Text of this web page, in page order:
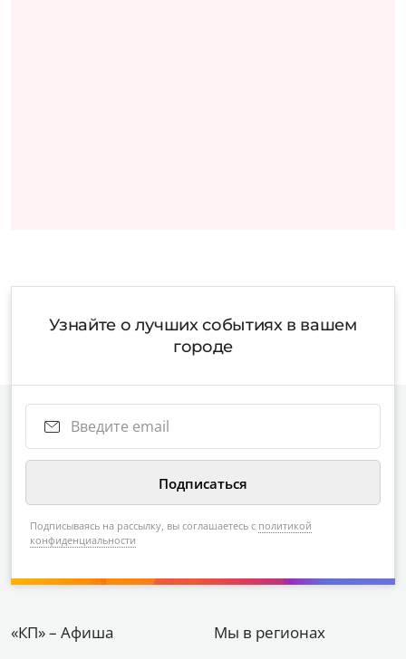
Узнайте о лучших событиях в вашем
городе
Подписываясь на рассылку, вы соглашаетесь с политикой
конфиденциальности
«КП» – Афиша Мы в регионах